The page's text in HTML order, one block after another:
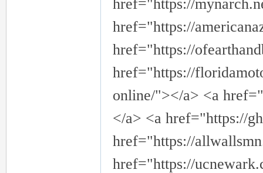
href="https://
href="https://
href="https://
href="https://
online/"></a> <a
</a> <a href="https://
href="https://
href="https://